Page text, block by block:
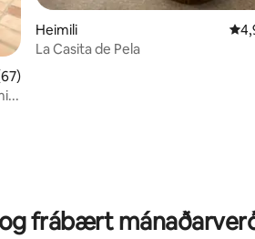
í meðaleinkunn, 67 umsagnir
Heimili
La Casita de Pela
frábært